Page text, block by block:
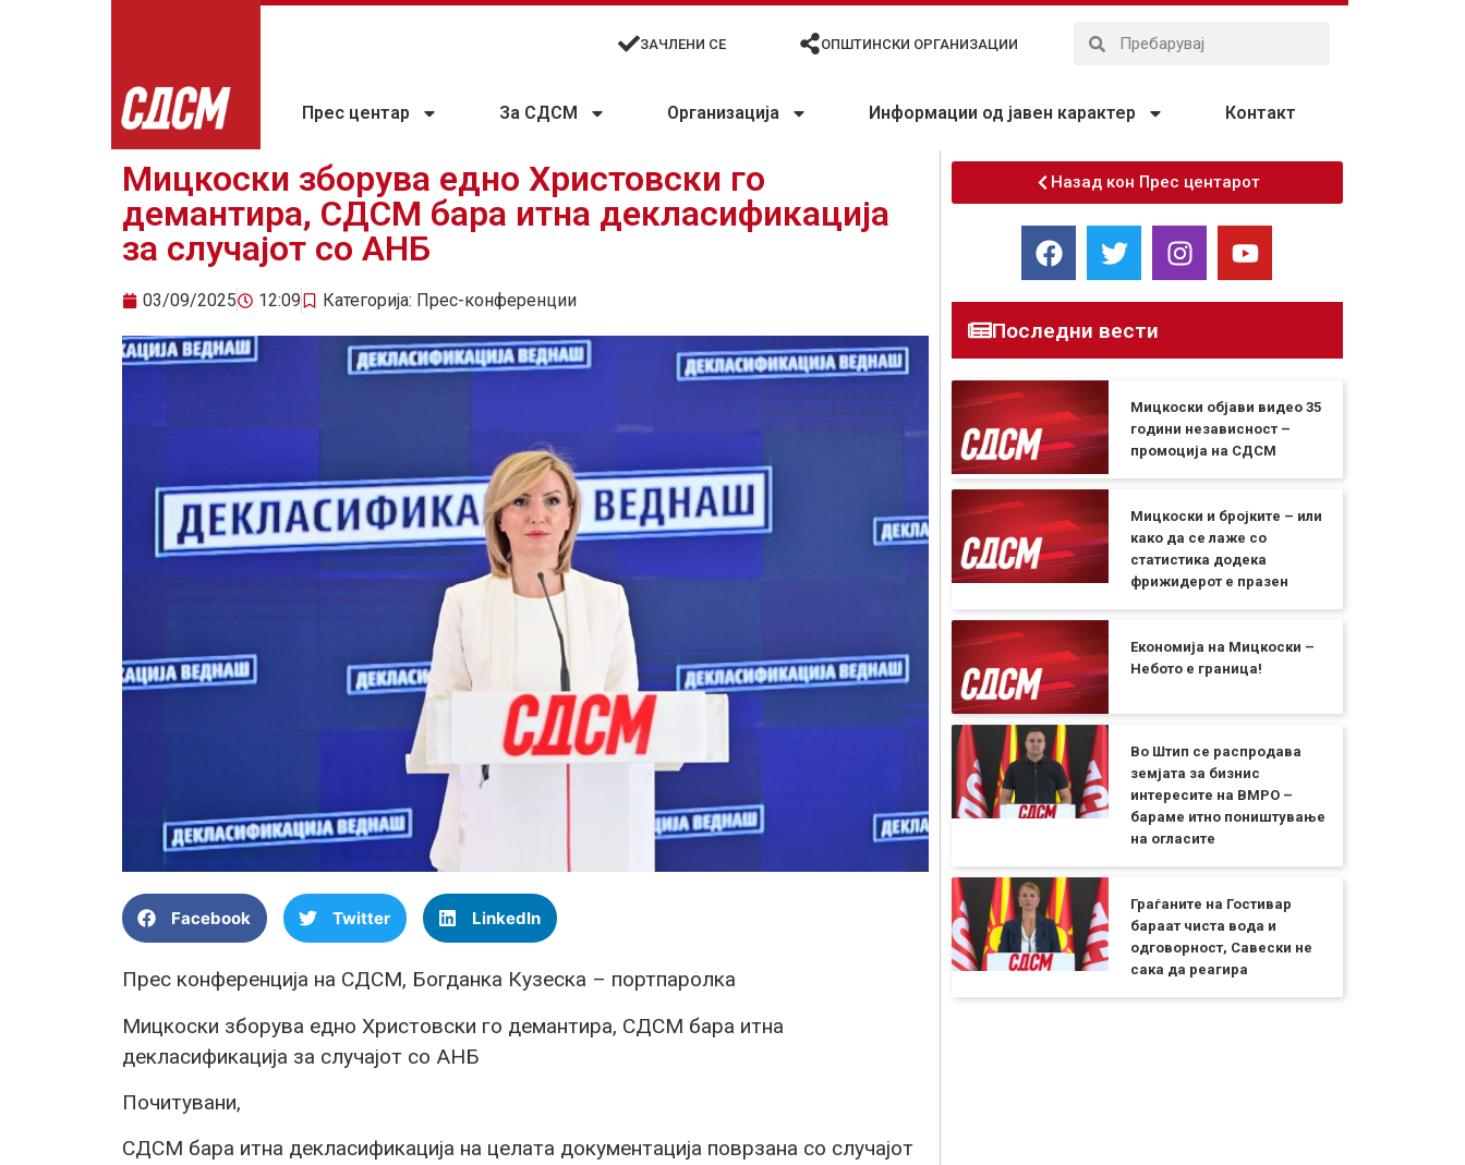
ЗАЧЛЕНИ СЕ ОПШТИНСКИ ОРГАНИЗАЦИИ
Прес центар За СДСМ Организација Информации од јавен карактер Контакт
Мицкоски зборува едно Христовски го
демантира, СДСМ бара итна декласификација
за случајот со АНБ
03/09/2025 12:09 Категорија: Прес-конференции
Facebook Twitter LinkedIn
Прес конференција на СДСМ, Богданка Кузеска – портпаролка
Мицкоски зборува едно Христовски го демантира, СДСМ бара итна
декласификација за случајот со АНБ
Почитувани,
СДСМ бара итна декласификација на целата документација поврзана со случајот
Назад кон Прес центарот
Последни вести
Мицкоски објави видео 35
години независност –
промоција на СДСМ
Мицкоски и бројките – или
како да се лаже со
статистика додека
фрижидерот е празен
Економија на Мицкоски –
Небото е граница!
Во Штип се распродава
земјата за бизнис
интересите на ВМРО –
бараме итно поништување
на огласите
Граѓаните на Гостивар
бараат чиста вода и
одговорност, Савески не
сака да реагира